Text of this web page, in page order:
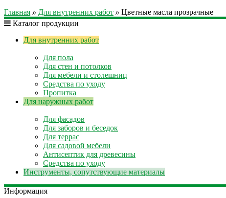
Главная » Для внутренних работ » Цветные масла прозрачные
Каталог продукции
Для внутренних работ
Для пола
Для стен и потолков
Для мебели и столешниц
Средства по уходу
Пропитка
Для наружных работ
Для фасадов
Для заборов и беседок
Для террас
Для садовой мебели
Антисептик для древесины
Средства по уходу
Инструменты, сопутствующие материалы
Информация